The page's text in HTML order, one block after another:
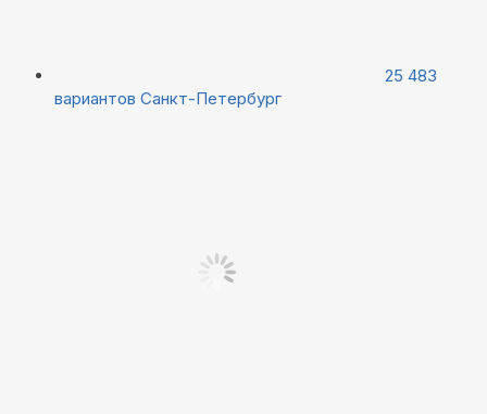
25 483
вариантов Санкт-Петербург